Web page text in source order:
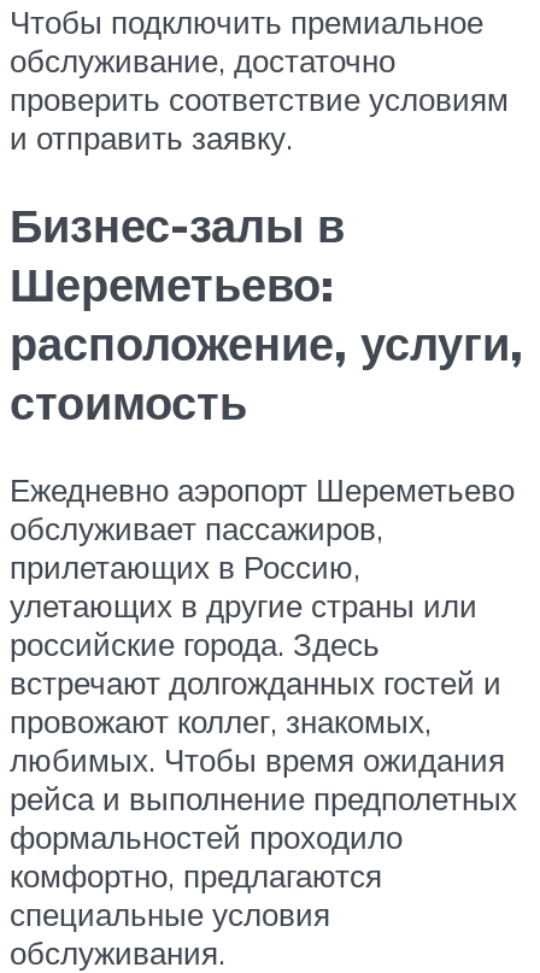
Чтобы подключить премиальное
обслуживание, достаточно
проверить соответствие условиям
и отправить заявку.
Бизнес-залы в
Шереметьево:
расположение, услуги,
стоимость
Ежедневно аэропорт Шереметьево
обслуживает пассажиров,
прилетающих в Россию,
улетающих в другие страны или
российские города. Здесь
встречают долгожданных гостей и
провожают коллег, знакомых,
любимых. Чтобы время ожидания
рейса и выполнение предполетных
формальностей проходило
комфортно, предлагаются
специальные условия
обслуживания.